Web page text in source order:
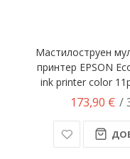
Мастилоструен
принтер EPSON
ink printer color
173,90 € /